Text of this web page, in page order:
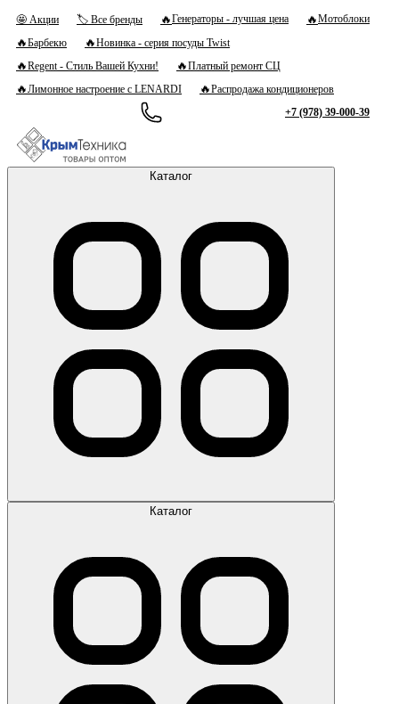
🤩 Акции 🏷 Все бренды 🔥Генераторы - лучшая цена 🔥Мотоблоки
🔥Барбекю 🔥Новинка - серия посуды Twist
🔥Regent - Стиль Вашей Кухни! 🔥Платный ремонт СЦ
🔥Лимонное настроение с LENARDI 🔥Распродажа кондиционеров
+7 (978) 39-000-39